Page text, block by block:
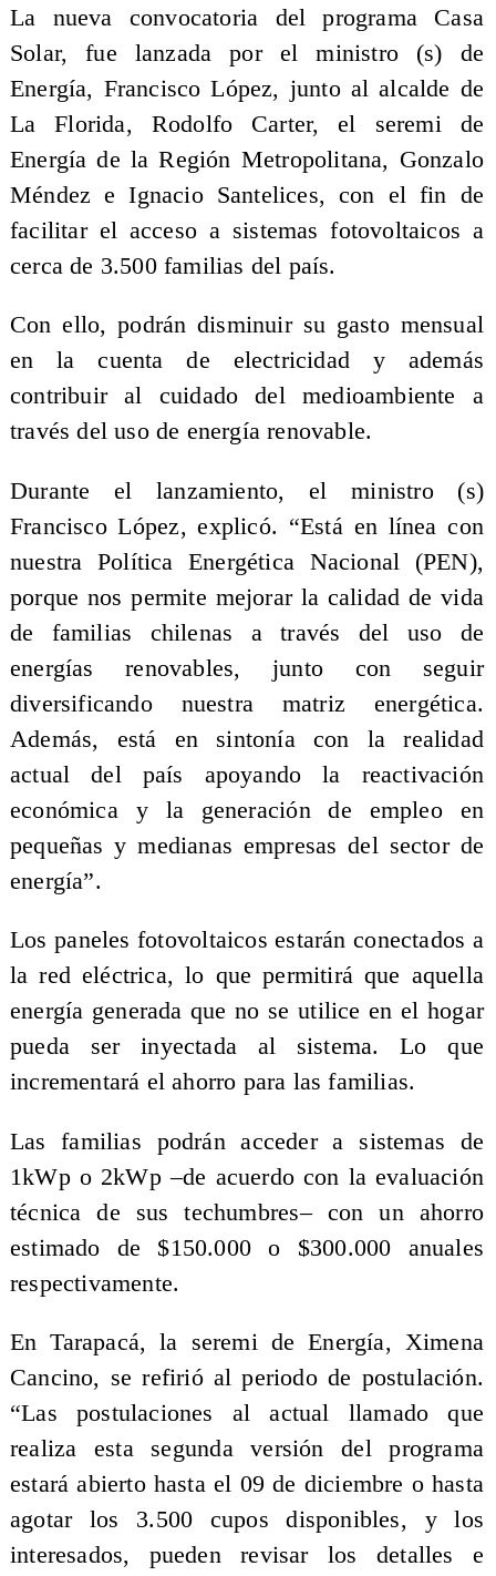
La nueva convocatoria del programa Casa
Solar, fue lanzada por el ministro (s) de
Energía, Francisco López, junto al alcalde de
La Florida, Rodolfo Carter, el seremi de
Energía de la Región Metropolitana, Gonzalo
Méndez e Ignacio Santelices, con el fin de
facilitar el acceso a sistemas fotovoltaicos a
cerca de 3.500 familias del país.
Con ello, podrán disminuir su gasto mensual
en la cuenta de electricidad y además
contribuir al cuidado del medioambiente a
través del uso de energía renovable.
Durante el lanzamiento, el ministro (s)
Francisco López, explicó. “Está en línea con
nuestra Política Energética Nacional (PEN),
porque nos permite mejorar la calidad de vida
de familias chilenas a través del uso de
energías renovables, junto con seguir
diversificando nuestra matriz energética.
Además, está en sintonía con la realidad
actual del país apoyando la reactivación
económica y la generación de empleo en
pequeñas y medianas empresas del sector de
energía”.
Los paneles fotovoltaicos estarán conectados a
la red eléctrica, lo que permitirá que aquella
energía generada que no se utilice en el hogar
pueda ser inyectada al sistema. Lo que
incrementará el ahorro para las familias.
Las familias podrán acceder a sistemas de
1kWp o 2kWp –de acuerdo con la evaluación
técnica de sus techumbres– con un ahorro
estimado de $150.000 o $300.000 anuales
respectivamente.
En Tarapacá, la seremi de Energía, Ximena
Cancino, se refirió al periodo de postulación.
“Las postulaciones al actual llamado que
realiza esta segunda versión del programa
estará abierto hasta el 09 de diciembre o hasta
agotar los 3.500 cupos disponibles, y los
interesados, pueden revisar los detalles e